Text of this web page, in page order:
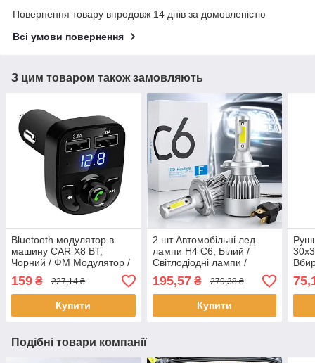
Повернення товару впродовж 14 днів за домовленістю
Всі умови повернення
З цим товаром також замовляють
Bluetooth модулятор в
машину CAR X8 BT,
Чорний / ФМ Модулятор /
ФМ Трансмітер з блютуз /
Блютуз модулятор
159 ₴ 227,14 ₴
Купити
2 шт Автомобільні лед
лампи H4 C6, Білий /
Світлодіодні лампи /
для авто
195,57₴ 279,38 ₴
Купити
Подібні товари компанії